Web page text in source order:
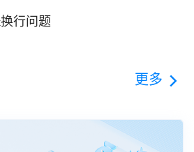
行问题
更多